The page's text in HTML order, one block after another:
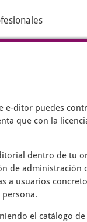
e-ditor puedes
que con la
dentro de tu
de
a usuarios
persona.
el catálogo